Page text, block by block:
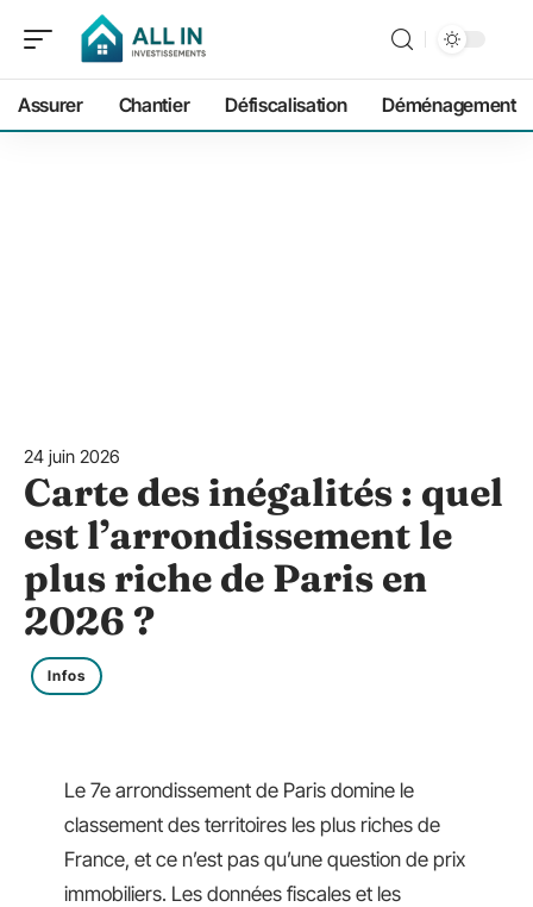
Assurer Chantier Défiscalisation Déménagement
24 juin 2026
Carte des inégalités : quel
est l’arrondissement le
plus riche de Paris en
2026 ?
Infos
Le 7e arrondissement de Paris domine le
classement des territoires les plus riches de
France, et ce n’est pas qu’une question de prix
immobiliers. Les données fiscales et les